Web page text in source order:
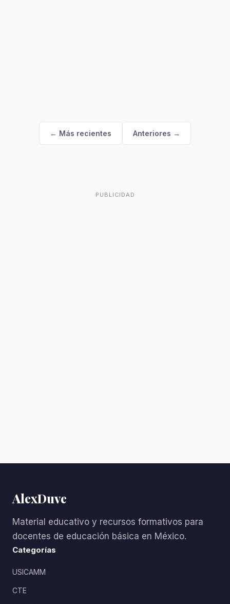
← Más recientes Anteriores →
PUBLICIDAD
AlexDuve
Material educativo y recursos formativos para
docentes de educación básica en México.
Categorías
USICAMM
CTE